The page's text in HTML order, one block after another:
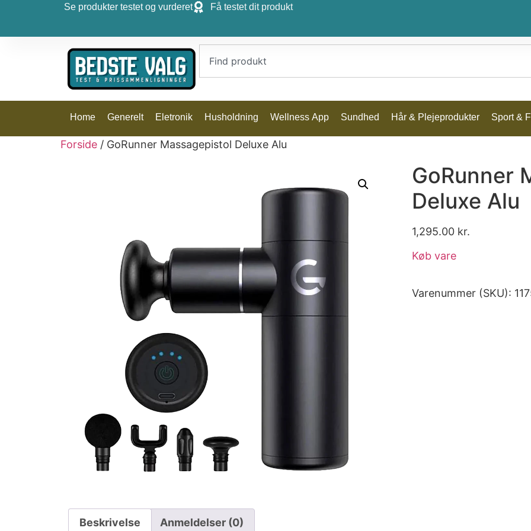
Se produkter testet og vurderet Få testet dit produkt
Home Generelt Eletronik Husholdning Wellness App Sundhed Hår & Plejeprodukter Sport &
Forside / GoRunner Massagepistol Deluxe Alu
GoRunner
Deluxe Alu
1,295.00 kr.
Køb vare
Varenummer (SKU):
Beskrivelse Anmeldelser (0)